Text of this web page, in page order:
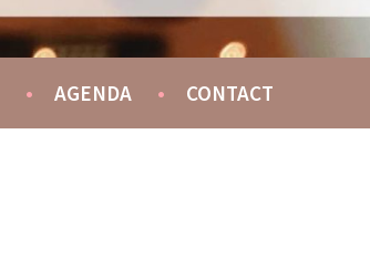
AGENDA CONTACT